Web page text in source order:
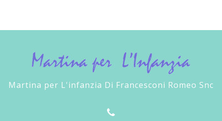
Martina per L'infanzia Di Francesconi Romeo Snc